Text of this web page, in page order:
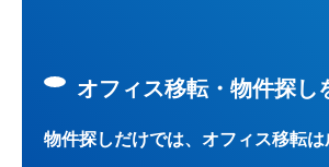
オフィス移転・物件探
物件探しだけでは、オフィス移転は